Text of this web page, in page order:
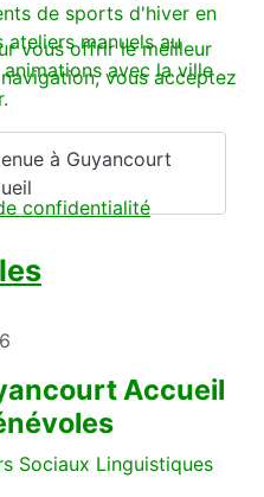
de sports d'hiver en
manuels au
avec la ville
à Guyancourt
Accueil
Sociaux Linguistiques
vous offrir le meilleur
vous acceptez
confidentialité